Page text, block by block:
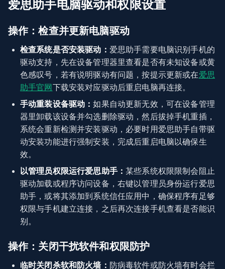
爱思助手电脑驱动和权限设置
操作：检查并更新电脑驱动
检查系统是否安装驱动： 爱思助手需要电脑识别手机的
驱动支持，先在设备管理器里查看是否有未知设备或黄
色感叹号，若有说明驱动有问题，按提示更新或在爱思
助手官网 下载安装对应驱动后重启电脑再连接。
手动重装设备驱动：如果自动更新无效，可在设备管理
器里卸载该设备并勾选删除驱动，然后拔掉手机重插，
系统会重新检测并安装驱动，必要时用爱思助手自带驱
动安装功能进行强制安装，完成后重启电脑以确保生
效。
以管理员权限运行爱思助手：某些系统权限限制会阻止
驱动加载或程序访问设备，右键以管理员身份运行爱思
助手，或将其添加到系统信任应用中，确保程序有足够
权限与手机建立连接，之后再次连接手机查看是否能识
别。
操作：关闭干扰软件和权限防护
临时关闭杀软和防火墙： 防病毒软件或防火墙有时会拦